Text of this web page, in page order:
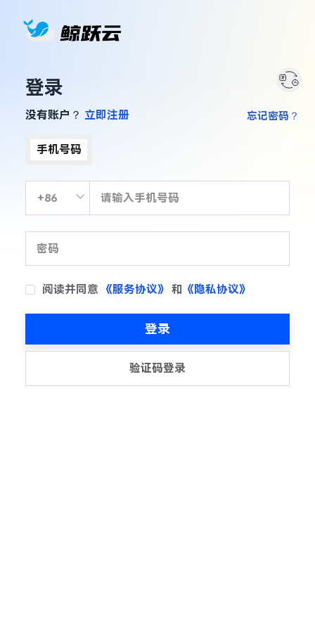
登录
没有账户？ 立即注册
手机号码
阅读并同意 《服务协议》 和 《隐私协议》
忘记密码？
登录
验证码登录